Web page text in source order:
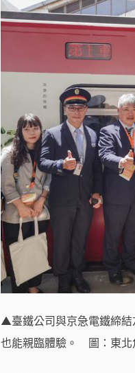
▲臺鐵公司與京急電鐵締結
也能親臨體驗。 圖：東北